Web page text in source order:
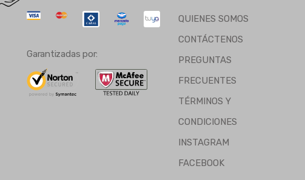
Garantizadas por:
QUIENES SOMOS
CONTÁCTENOS
PREGUNTAS
FRECUENTES
TÉRMINOS Y
CONDICIONES
INSTAGRAM
FACEBOOK